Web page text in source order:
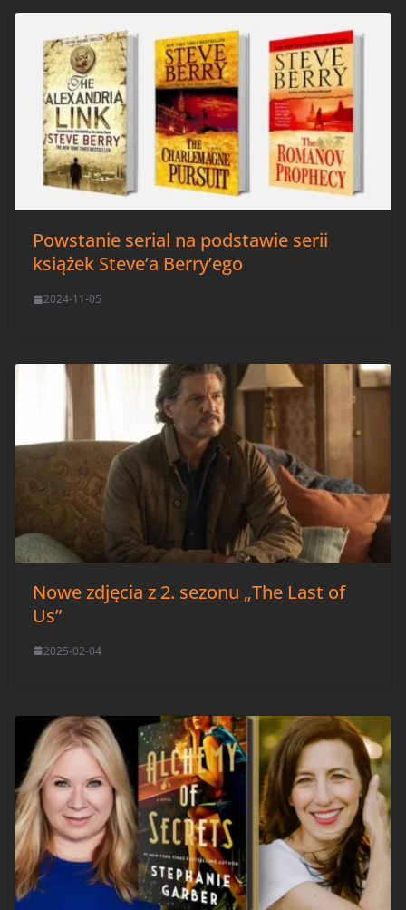
Powstanie serial na podstawie serii
książek Steve’a Berry’ego
2024-11-05
Nowe zdjęcia z 2. sezonu „The Last of
Us”
2025-02-04